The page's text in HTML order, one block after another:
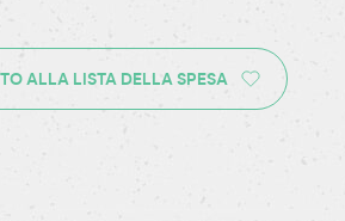
ALLA LISTA DELLA SPESA